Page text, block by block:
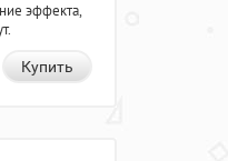
эффекта,
Купить